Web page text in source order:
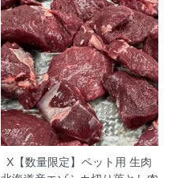
X【数量限定】ペット用 生肉